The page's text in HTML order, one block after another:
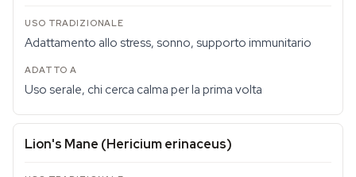
Adattamento allo stress, sonno, supporto immunitario
Uso serale, chi cerca calma per la prima volta
Lion's Mane (Hericium erinaceus)